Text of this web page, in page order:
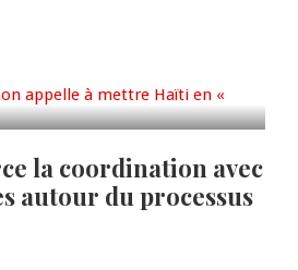
« mode électoral
vaste campagne
la coordination avec
autour du processus